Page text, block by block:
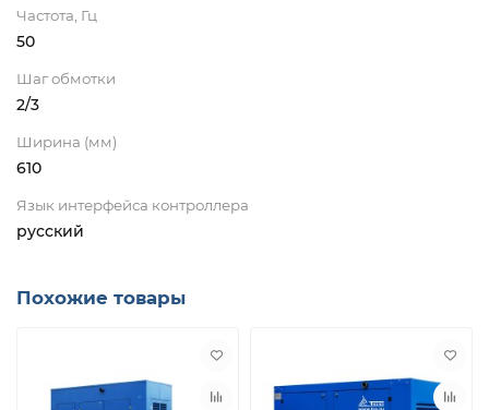
Частота, Гц
50
Шаг обмотки
2/3
Ширина (мм)
610
Язык интерфейса контроллера
русский
Похожие товары